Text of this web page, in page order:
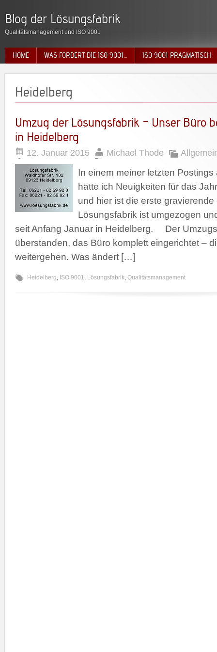
Blog der Lösungsfabrik
Qualitätsmanagement und ISO 9001
HOME WAS FORDERT DIE ISO 9001… ISO 9001 PRAGMATISCH
Heidelberg
Umzug der Lösungsfabrik – Unser Büro
in Heidelberg
12. Januar 2015 Michael Thode
In einem meiner letzten
hatte ich Neuigkeiten für das
und hier ist die erste
Lösungsfabrik ist umgezogen
seit Anfang Januar in Heidelberg. Der
überstanden, das Büro komplett eingerichtet –
weitergehen. Was ändert […]
Heidelberg, ISO 9001, Lösungsfabrik, Qualitätsmanagement